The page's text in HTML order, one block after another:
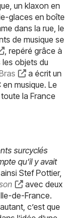
un klaxon en
glaces en boîte
dans la rue, le
de musique se
, repéré grâce à
objets du
a écrit un
musique. Le
la France
surcyclés
qu’il y avait
Stef Pottier,
avec deux
de-France.
c’est que